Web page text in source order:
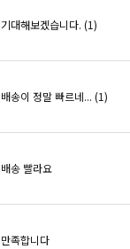
기대해보겠습니다. (1)
배송이 정말 빠르네... (1)
배송 빨라요
만족합니다